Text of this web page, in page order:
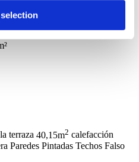
terraza 40,15m2 calefacción
Paredes Pintadas Techos Falso